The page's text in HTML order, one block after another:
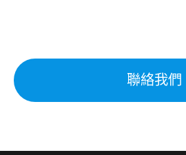
聯絡我們